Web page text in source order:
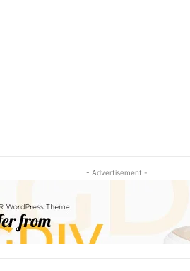
- Advertisement -